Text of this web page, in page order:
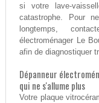
si votre lave-
catastrophe. Pour
longtemps,
électroménager Le
afin de diagnostiquer
Dépanneur
qui ne s'allume plus
Votre plaque